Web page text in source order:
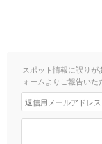
スポット情報に誤り
ォームよりご報告いた